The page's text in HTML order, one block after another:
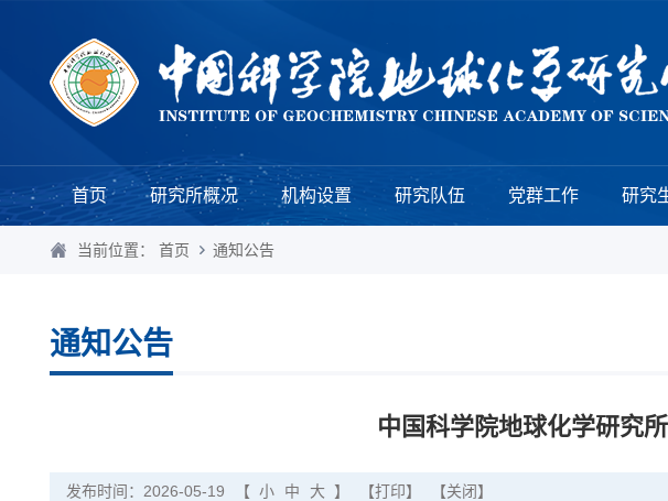
首页 研究所概况 机构设置 研究队伍 党群工作 研究
当前位置： 首页 通知公告
通知公告
中国科学院地球化学研究
发布时间：2026-05-19 【 小 中 大 】 【打印】 【关闭】